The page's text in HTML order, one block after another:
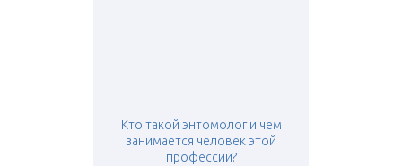
Кто такой энтомолог и чем
занимается человек этой
профессии?